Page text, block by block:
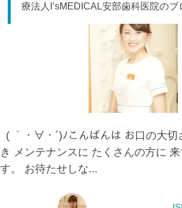
療法人I’sMEDICAL安部歯科医院のブ
( ｀・∀・´)ﾉこんばんは お口の大切
き メンテナンスに たくさんの方に
す。 お待たせしな...